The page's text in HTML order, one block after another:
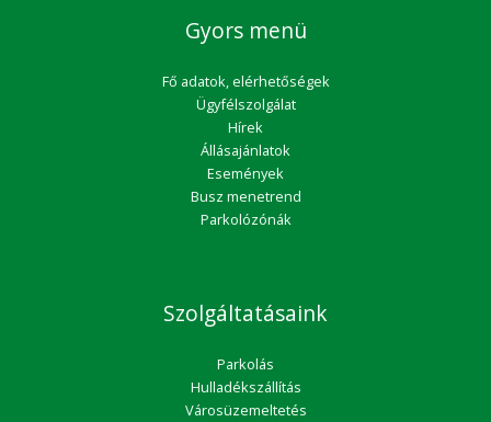
Gyors menü
Fő adatok, elérhetőségek
Ügyfélszolgálat
Hírek
Állásajánlatok
Események
Busz menetrend
Parkolózónák
Szolgáltatásaink
Parkolás
Hulladékszállítás
Városüzemeltetés